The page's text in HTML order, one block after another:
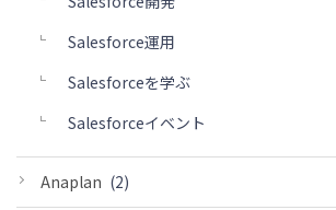
Salesforce運用
Salesforceを学ぶ
Salesforceイベント
Anaplan (2)